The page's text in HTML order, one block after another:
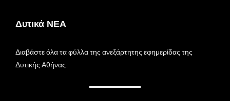
Δυτικά ΝΕΑ
Διαβάστε όλα τα φύλλα της ανεξάρτητης εφημερίδας της
Δυτικής Αθήνας